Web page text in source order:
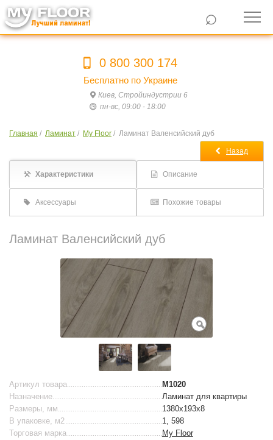
⌕
0 800 300 174
Бесплатно по Украине
Киев, Стройиндустрии 6
пн-вс, 09:00 - 18:00
Главная / Ламинат / My Floor / Ламинат Валенсийский дуб
Характеристики Описание
Аксессуары Похожие товары
Назад
Ламинат Валенсийский дуб
M1020
Артикул товара
Ламинат для квартиры
Назначение
1380х193х8
Размеры, мм
1, 598
В упаковке, м2
My Floor
Торговая марка